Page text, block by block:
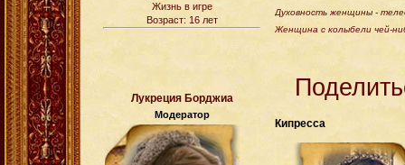
Жизнь в игре
Возраст: 16 лет
Духовность женщины -
Женщина с колыбели чей-
Лукреция Борджиа
Модератор
Кипресса